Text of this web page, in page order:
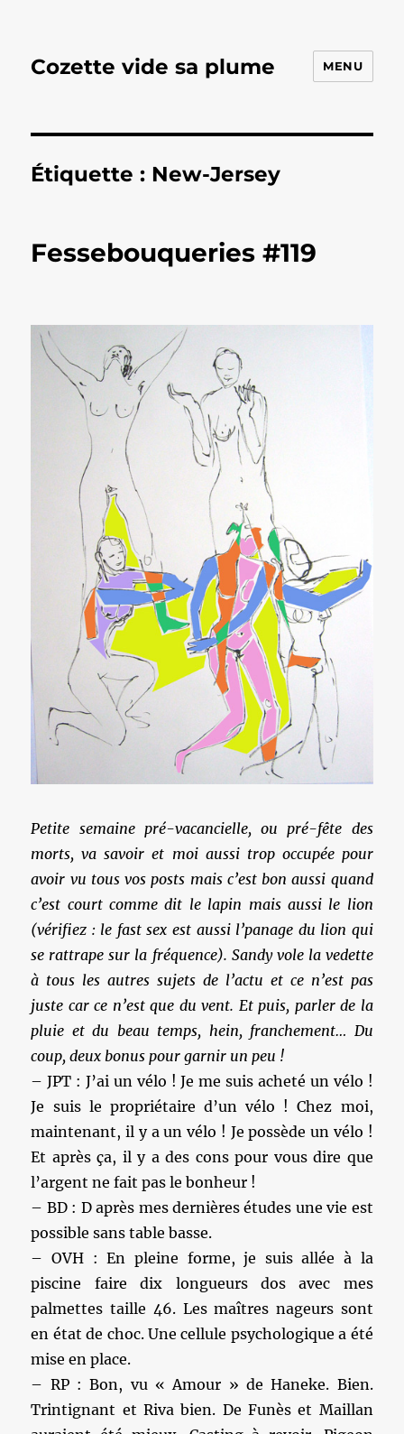
Cozette vide sa plume MENU
Étiquette : New-Jersey
Fessebouqueries #119
Petite semaine pré-vacancielle, ou pré-fête des
morts, va savoir et moi aussi trop occupée pour
avoir vu tous vos posts mais c’est bon aussi quand
c’est court comme dit le lapin mais aussi le lion
(vérifiez : le fast sex est aussi l’panage du lion qui
se rattrape sur la fréquence). Sandy vole la vedette
à tous les autres sujets de l’actu et ce n’est pas
juste car ce n’est que du vent. Et puis, parler de la
pluie et du beau temps, hein, franchement… Du
coup, deux bonus pour garnir un peu !
– JPT : J’ai un vélo ! Je me suis acheté un vélo !
Je suis le propriétaire d’un vélo ! Chez moi,
maintenant, il y a un vélo ! Je possède un vélo !
Et après ça, il y a des cons pour vous dire que
l’argent ne fait pas le bonheur !
– BD : D après mes dernières études une vie est
possible sans table basse.
– OVH : En pleine forme, je suis allée à la
piscine faire dix longueurs dos avec mes
palmettes taille 46. Les maîtres nageurs sont
en état de choc. Une cellule psychologique a été
mise en place.
– RP : Bon, vu « Amour » de Haneke. Bien.
Trintignant et Riva bien. De Funès et Maillan